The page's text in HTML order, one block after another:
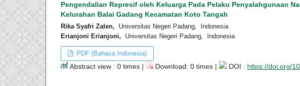
Pengendalian Represif oleh Keluarga Pada Pelaku Penyalahgunaan
Kelurahan Balai Gadang Kecamatan Koto Tangah
Rika Syafri Zalen, Universitas Negeri Padang, Indonesia
Erianjoni Erianjoni, Universitas Negeri Padang, Indonesia
PDF (Bahasa Indonesia)
Abstract view : 0 times | Download: 0 times | DOI : https://doi.org/